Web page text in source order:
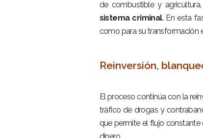
de combustible y
sistema criminal. En esta
como para su transformación
Reinversión,
El proceso continúa con la
tráfico de drogas y
que permite el flujo constante